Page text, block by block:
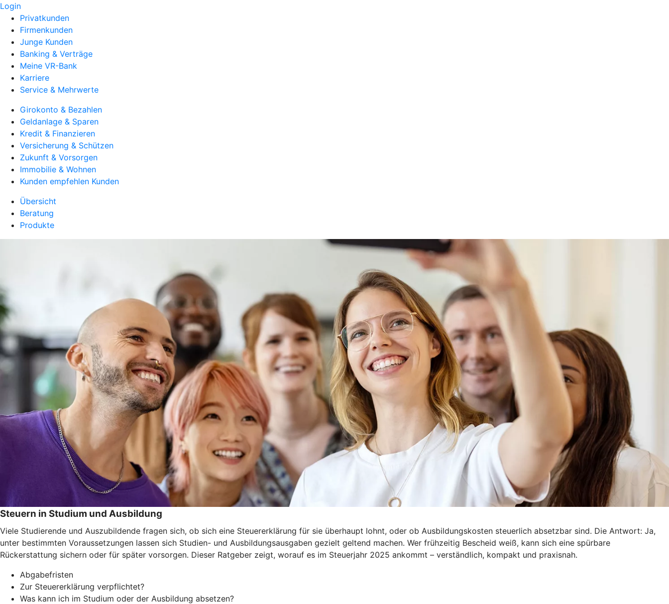
Login
Privatkunden
Firmenkunden
Junge Kunden
Banking & Verträge
Meine VR-Bank
Karriere
Service & Mehrwerte
Girokonto & Bezahlen
Geldanlage & Sparen
Kredit & Finanzieren
Versicherung & Schützen
Zukunft & Vorsorgen
Immobilie & Wohnen
Kunden empfehlen Kunden
Übersicht
Beratung
Produkte
Steuern in Studium und Ausbildung
Viele Studierende und Auszubildende fragen sich, ob sich eine Steuererklärung für sie überhaupt lohnt, oder ob Ausbildungskosten steuerlich absetzbar sind. Die Antwort: Ja,
unter bestimmten Voraussetzungen lassen sich Studien- und Ausbildungsausgaben gezielt geltend machen. Wer frühzeitig Bescheid weiß, kann sich eine spürbare
Rückerstattung sichern oder für später vorsorgen. Dieser Ratgeber zeigt, worauf es im Steuerjahr 2025 ankommt – verständlich, kompakt und praxisnah.
Abgabefristen
Zur Steuererklärung verpflichtet?
Was kann ich im Studium oder der Ausbildung absetzen?